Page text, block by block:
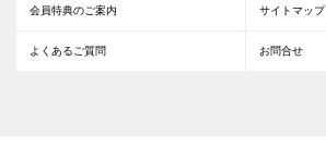
会員特典のご案内 サイトマップ
よくあるご質問 お問合せ